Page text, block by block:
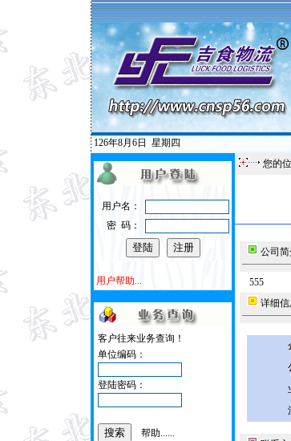
126年8月6日 星期四
用户名：
密 码：
用户帮助...
客户往来业务查询！
单位编码：
登陆密码：
帮助......
您的
公司简
555
详细信